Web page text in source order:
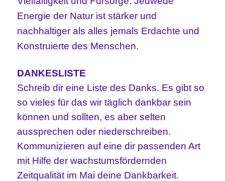
Energie der Natur ist stärker und
nachhaltiger als alles jemals Erdachte und
Konstruierte des Menschen.
DANKESLISTE
Schreib dir eine Liste des Danks. Es gibt so
so vieles für das wir täglich dankbar sein
können und sollten, es aber selten
aussprechen oder niederschreiben.
Kommunizieren auf eine dir passenden Art
mit Hilfe der wachstumsfördernden
Zeitqualität im Mai deine Dankbarkeit.